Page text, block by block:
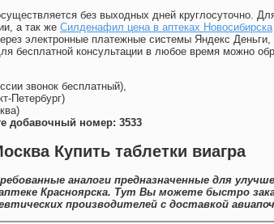
без выходных дней круглосуточно.
а так же Силденафил цена в аптеках Новосибирска
электронные платежные системы Яндекс Деньги,
бесплатной консультации в любое время можно
звонок бесплатный),
Петербург)
добавочный номер: 3533
Купить таблетки виагра
аналоги предназначенные для
Красноярска. Тут Вы можете быстро
производителей с доставкой